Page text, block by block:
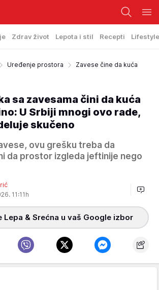
Zdrav život Lepota i stil Recepti Lifestyle
Uređenje prostora
Zavese čine da kuća
sa zavesama čini da kuća
U Srbiji mnogi ovo rade,
skučeno
ovu grešku treba da
da prostor izgleda jeftinije nego
11:11h
Lepa & Srećna u vaš Google izbor